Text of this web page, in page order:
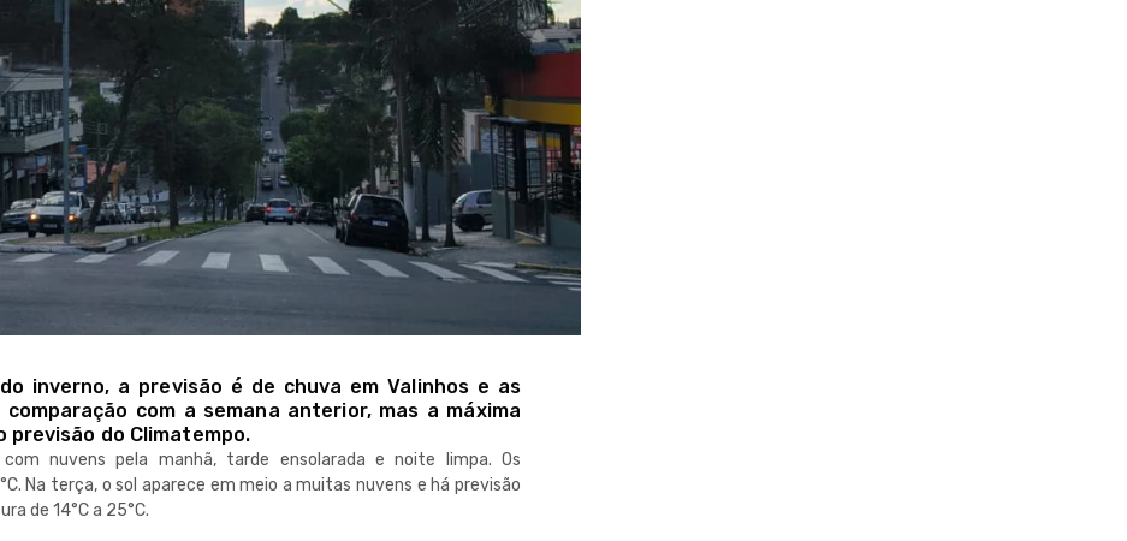
inverno, a previsão é de chuva em Valinhos e as
com a semana anterior, mas a máxima
previsão do Climatempo.
nuvens pela manhã, tarde ensolarada e noite limpa. Os
Na terça, o sol aparece em meio a muitas nuvens e há previsão
de 14°C a 25°C.